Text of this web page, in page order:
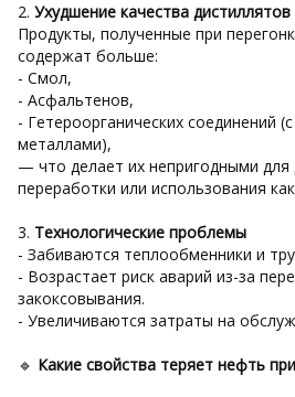
2. Ухудшение качества дистиллятов
Продукты, полученные при
содержат больше:
- Смол,
- Асфальтенов,
- Гетероорганических соединений
металлами),
— что делает их непригодными для
переработки или использования
3. Технологические проблемы
- Забиваются теплообменники и
- Возрастает риск аварий из-за
закоксовывания.
- Увеличиваются затраты на
🔹 Какие свойства теряет нефть